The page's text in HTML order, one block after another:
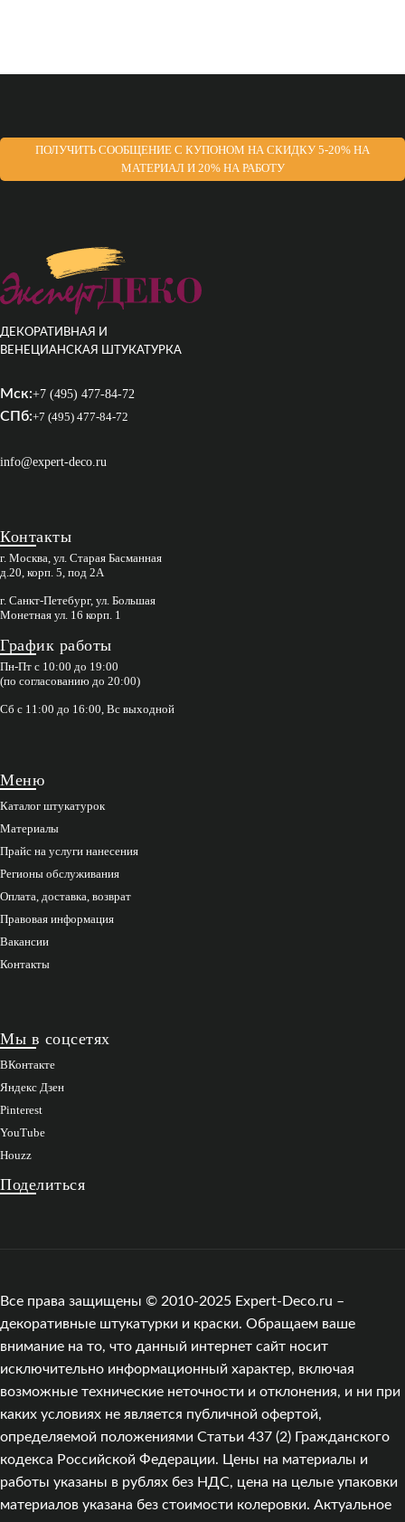
ПОЛУЧИТЬ СООБЩЕНИЕ С КУПОНОМ НА СКИДКУ 5-20% НА
МАТЕРИАЛ И 20% НА РАБОТУ
ДЕКОРАТИВНАЯ И
ВЕНЕЦИАНСКАЯ ШТУКАТУРКА
Мск:+7 (495) 477-84-72
СПб:+7 (495) 477-84-72
info@expert-deco.ru
Контакты
г. Москва, ул. Старая Басманная
д.20, корп. 5, под 2А
г. Санкт-Петебург, ул. Большая
Монетная ул. 16 корп. 1
График работы
Пн-Пт с 10:00 до 19:00
(по согласованию до 20:00)
Сб с 11:00 до 16:00, Вс выходной
Меню
Каталог штукатурок
Материалы
Прайс на услуги нанесения
Регионы обслуживания
Оплата, доставка, возврат
Правовая информация
Вакансии
Контакты
Мы в соцсетях
ВКонтакте
Яндекс Дзен
Pinterest
YouTube
Houzz
Поделиться
Все права защищены © 2010-2025 Expert-Deco.ru –
декоративные штукатурки и краски. Обращаем ваше
внимание на то, что данный интернет сайт носит
исключительно информационный характер, включая
возможные технические неточности и отклонения, и ни при
каких условиях не является публичной офертой,
определяемой положениями Статьи 437 (2) Гражданского
кодекса Российской Федерации. Цены на материалы и
работы указаны в рублях без НДС, цена на целые упаковки
материалов указана без стоимости колеровки. Актуальное